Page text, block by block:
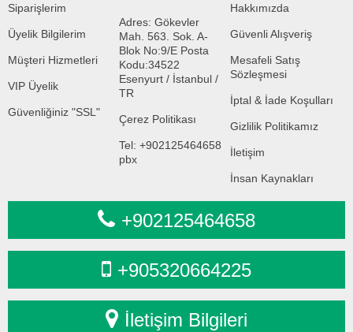
Siparişlerim
Üyelik Bilgilerim
Müşteri Hizmetleri
VIP Üyelik
Güvenliğiniz "SSL"
Adres: Gökevler
Mah. 563. Sok. A-
Blok No:9/E Posta
Kodu:34522
Esenyurt / İstanbul /
TR
Çerez Politikası
Tel: +902125464658
pbx
Hakkımızda
Güvenli Alışveriş
Mesafeli Satış
Sözleşmesi
İptal & İade Koşulları
Gizlilik Politikamız
İletişim
İnsan Kaynakları
+902125464658
+905320664225
İletişim Bilgileri